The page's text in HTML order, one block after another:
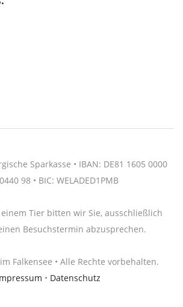
Sparkasse • IBAN: DE81 1605 0000
98 • BIC: WELADED1PMB
Tier bitten wir Sie, ausschließlich
Besuchstermin abzusprechen.
Falkensee • Alle Rechte vorbehalten.
• Datenschutz